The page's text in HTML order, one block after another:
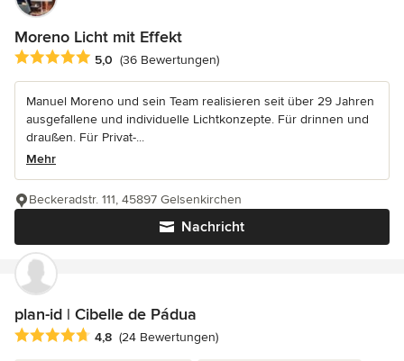
Moreno Licht mit Effekt
Durchschnittliche Bewertung: 5 von 5 Sternen
5,0 (36 Bewertungen)
Manuel Moreno und sein Team realisieren seit über 29 Jahren
ausgefallene und individuelle Lichtkonzepte. Für drinnen und
draußen. Für Privat-...
Mehr
Nachricht
Beckeradstr. 111, 45897 Gelsenkirchen
plan-id | Cibelle de Pádua
Durchschnittliche Bewertung: 4.8 von 5 Sternen
4,8 (24 Bewertungen)